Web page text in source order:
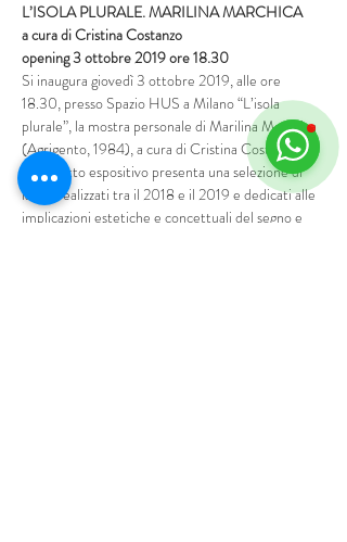
L’ISOLA PLURALE. MARILINA MARCHICA
a cura di Cristina Costanzo
opening 3 ottobre 2019 ore 18.30
Si inaugura giovedì 3 ottobre 2019, alle ore
18.30, presso Spazio HUS a Milano “L’isola
plurale”, la mostra personale di Marilina Marchica
(Agrigento, 1984), a cura di Cristina Costanzo.
Il progetto espositivo presenta una selezione di
lavori realizzati tra il 2018 e il 2019 e dedicati alle
implicazioni estetiche e concettuali del segno e